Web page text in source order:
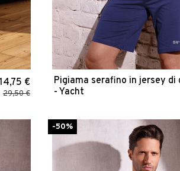
14,75 €
29,50 €
Pigiama serafino in jersey di
- Yacht
-50%